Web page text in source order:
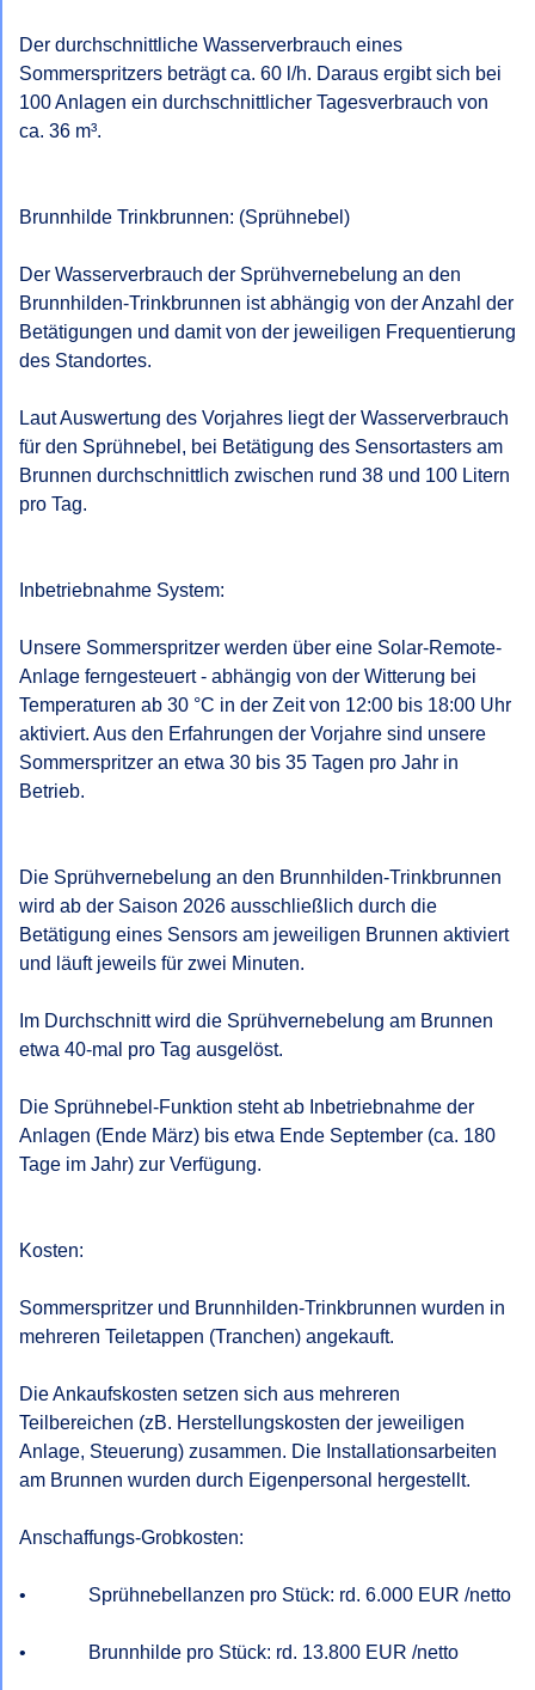
Der durchschnittliche Wasserverbrauch eines
Sommerspritzers beträgt ca. 60 l/h. Daraus ergibt sich bei
100 Anlagen ein durchschnittlicher Tagesverbrauch von
ca. 36 m³.
Brunnhilde Trinkbrunnen: (Sprühnebel)
Der Wasserverbrauch der Sprühvernebelung an den
Brunnhilden-Trinkbrunnen ist abhängig von der Anzahl der
Betätigungen und damit von der jeweiligen Frequentierung
des Standortes.
Laut Auswertung des Vorjahres liegt der Wasserverbrauch
für den Sprühnebel, bei Betätigung des Sensortasters am
Brunnen durchschnittlich zwischen rund 38 und 100 Litern
pro Tag.
Inbetriebnahme System:
Unsere Sommerspritzer werden über eine Solar-Remote-
Anlage ferngesteuert - abhängig von der Witterung bei
Temperaturen ab 30 °C in der Zeit von 12:00 bis 18:00 Uhr
aktiviert. Aus den Erfahrungen der Vorjahre sind unsere
Sommerspritzer an etwa 30 bis 35 Tagen pro Jahr in
Betrieb.
Die Sprühvernebelung an den Brunnhilden-Trinkbrunnen
wird ab der Saison 2026 ausschließlich durch die
Betätigung eines Sensors am jeweiligen Brunnen aktiviert
und läuft jeweils für zwei Minuten.
Im Durchschnitt wird die Sprühvernebelung am Brunnen
etwa 40-mal pro Tag ausgelöst.
Die Sprühnebel-Funktion steht ab Inbetriebnahme der
Anlagen (Ende März) bis etwa Ende September (ca. 180
Tage im Jahr) zur Verfügung.
Kosten:
Sommerspritzer und Brunnhilden-Trinkbrunnen wurden in
mehreren Teiletappen (Tranchen) angekauft.
Die Ankaufskosten setzen sich aus mehreren
Teilbereichen (zB. Herstellungskosten der jeweiligen
Anlage, Steuerung) zusammen. Die Installationsarbeiten
am Brunnen wurden durch Eigenpersonal hergestellt.
Anschaffungs-Grobkosten:
•             Sprühnebellanzen pro Stück: rd. 6.000 EUR /netto
•             Brunnhilde pro Stück: rd. 13.800 EUR /netto